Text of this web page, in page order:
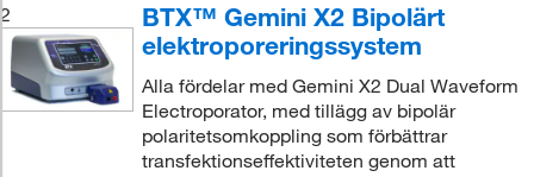
2
BTX™ Gemini X2 Bipolärt
elektroporeringssystem
Alla fördelar med Gemini X2 Dual Waveform
Electroporator, med tillägg av bipolär
polaritetsomkoppling som förbättrar
transfektionseffektiviteten genom att